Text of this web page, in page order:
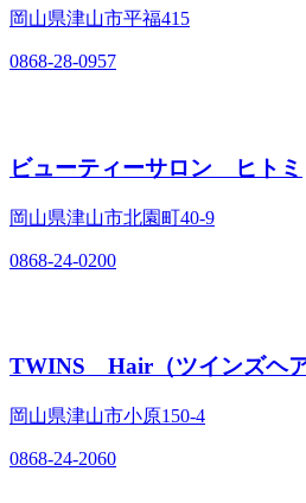
岡山県津山市平福415
0868-28-0957
ビューティーサロン ヒトミ
岡山県津山市北園町40‐9
0868-24-0200
TWINS Hair（ツインズヘア
岡山県津山市小原150‐4
0868-24-2060